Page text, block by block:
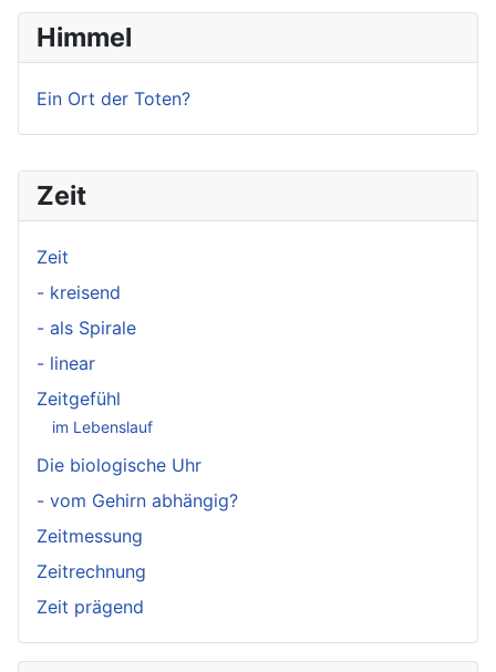
Zeit
Zeit
- kreisend
- als Spirale
- linear
Zeitgefühl
im Lebenslauf
Die biologische Uhr
- vom Gehirn abhängig?
Zeitmessung
Zeitrechnung
Zeit prägend
Himmel
Ein Ort der Toten?